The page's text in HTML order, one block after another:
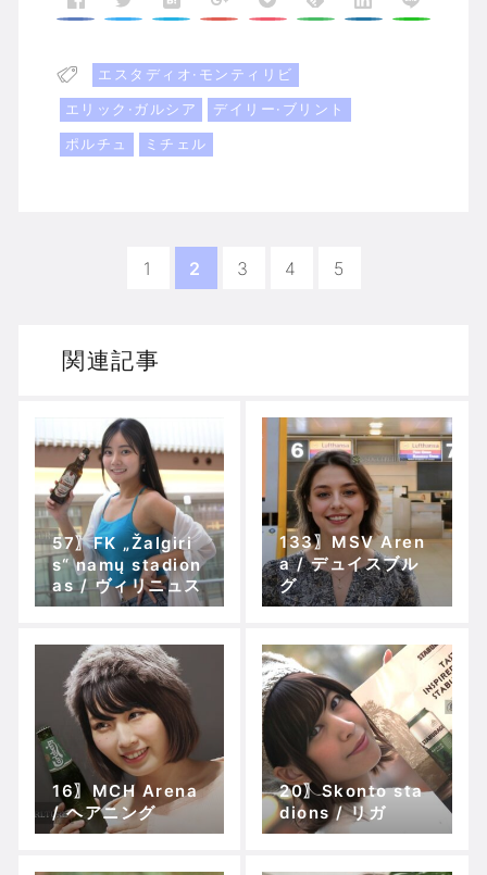
エスタディオ·モンティリビ
エリック·ガルシア
デイリー·ブリント
ポルチュ
ミチェル
1 2 3 4 5
関連記事
57〗FK „Žalgiri
s“ namų stadion
as / ヴィリニュス
133〗MSV Aren
a / デュイスブル
グ
16〗MCH Arena
/ ヘアニング
20〗Skonto sta
dions / リガ